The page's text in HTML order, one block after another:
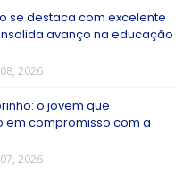
se destaca com excelente
avanço na educação
2026
o jovem que
em compromisso com a
2026